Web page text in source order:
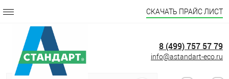
СКАЧАТЬ ПРАЙС ЛИСТ
8 (499) 757 57 79
info@astandart-eco.ru